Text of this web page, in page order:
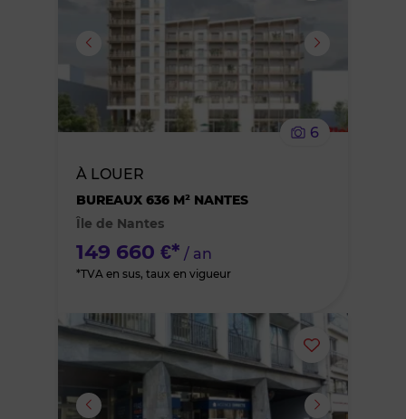
supprimer
le
6
À LOUER
BUREAUX 636 M² NANTES
Île de Nantes
149 660 €* / an
*TVA en sus, taux en vigueur
Ajouter
ou